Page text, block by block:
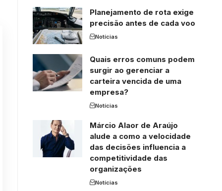
Planejamento de rota exige
precisão antes de cada voo
Notícias
Quais erros comuns podem
surgir ao gerenciar a
carteira vencida de uma
empresa?
Notícias
Márcio Alaor de Araújo
alude a como a velocidade
das decisões influencia a
competitividade das
organizações
Notícias